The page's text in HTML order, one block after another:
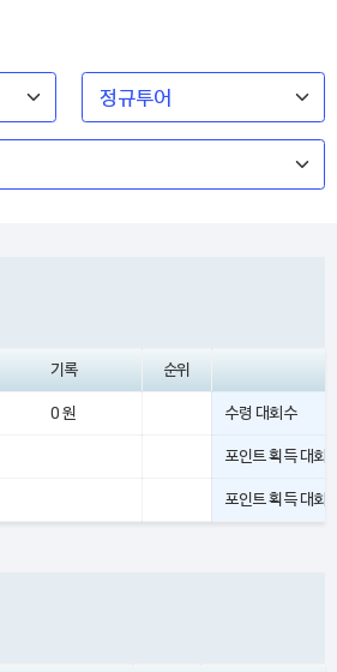
기록 순위
0 원 수령 대회수
포인트 획득 대회
포인트 획득 대회